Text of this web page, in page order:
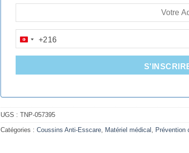
TUNISIA
+216
+216
UGS : TNP-057395
Catégories : Coussins Anti-Esscare, Matériel médical Prévention